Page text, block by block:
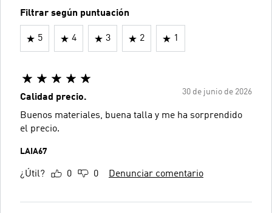
Filtrar según puntuación
5 4 3 2 1
30 de junio de 2026
Calidad precio.
Buenos materiales, buena talla y me ha sorprendido
el precio.
LAIA67
¿Útil? 0 0 Denunciar comentario